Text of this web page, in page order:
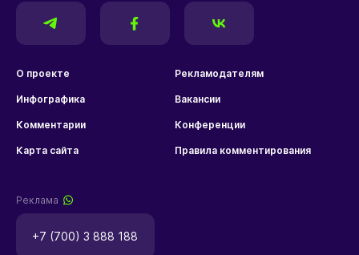
О проекте Рекламодателям
Инфографика Вакансии
Комментарии Конференции
Карта сайта Правила комментирования
Реклама
+7 (700) 3 888 188